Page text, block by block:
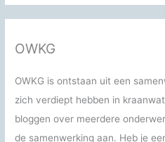
OWKG
OWKG is ontstaan uit een
zich verdiept hebben in
bloggen over meerdere
de samenwerking aan. Heb je